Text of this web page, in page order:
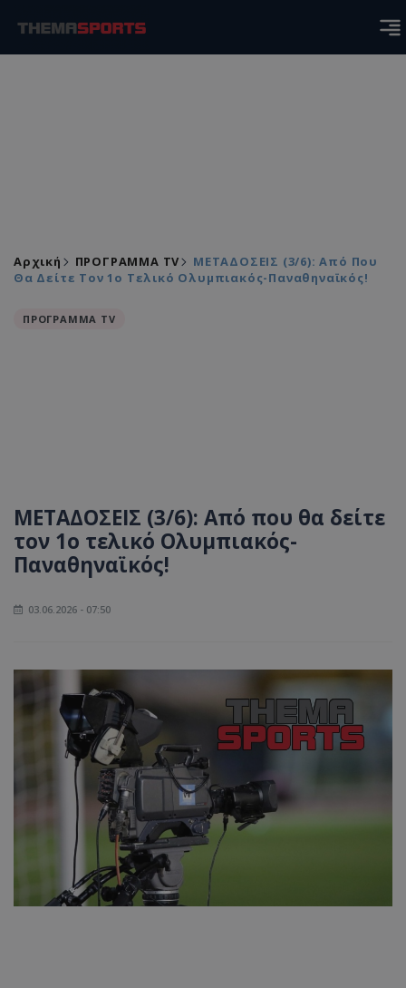
Αρχική ΠΡΟΓΡΑΜΜΑ TV
ΜΕΤΑΔΟΣΕΙΣ (3/6): Από Που
Θα Δείτε Τον 1ο Τελικό Ολυμπιακός-Παναθηναϊκός!
ΠΡΟΓΡΑΜΜΑ TV
ΜΕΤΑΔΟΣΕΙΣ (3/6): Από που θα δείτε
τον 1ο τελικό Ολυμπιακός-
Παναθηναϊκός!
03.06.2026 - 07:50